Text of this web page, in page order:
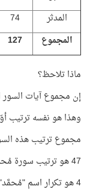
المدثر
74
المجموع
127
ماذا تلاحظ؟
إن مجموع آيات السور
وهذا هو نفسه ترتيب
مجموع ترتيب هذه السور الأربع
47 هو ترتيب سورة مُحمَّد في المصحف!
4 هو تكرار اسم "مُحمَّد" في القرآن الكريم!